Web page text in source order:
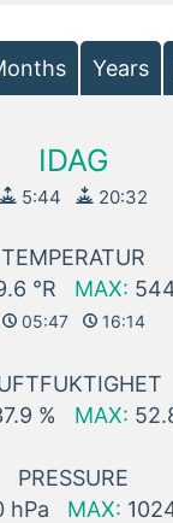
Years
IDAG
5:44 20:32
TEMPERATUR
°R MAX:
05:47 16:14
% MAX:
PRESSURE
hPa MAX: